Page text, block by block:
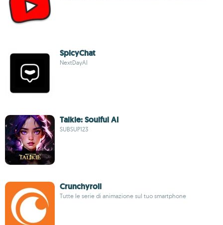
SpicyChat
NextDayAI
Talkie: Soulful AI
SUBSUP123
Crunchyroll
Tutte le serie di animazione sul tuo smartphone